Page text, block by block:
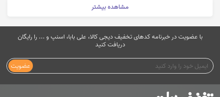
مشاهده بیشتر
با عضویت در خبرنامه کدهای تخفیف دیجی کالا، علی بابا، اسنپ و ... را رایگان
دریافت کنید
عضویت